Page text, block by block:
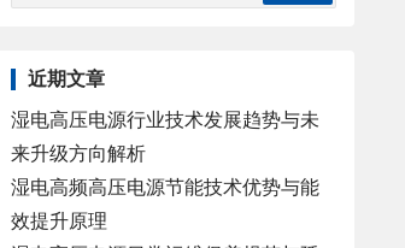
近期文章
湿电高压电源行业技术发展趋势与未
来升级方向解析
湿电高频高压电源节能技术优势与能
效提升原理